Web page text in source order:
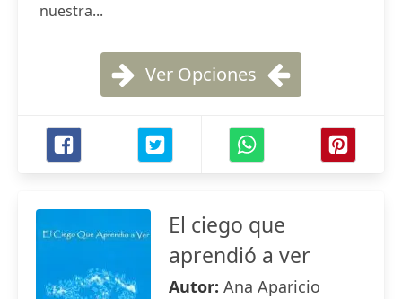
nuestra...
Ver Opciones
El ciego que
aprendió a ver
Autor: Ana Aparicio